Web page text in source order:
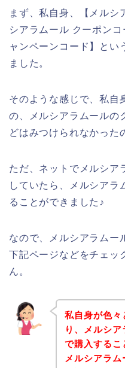
まず、私自身、【メルシ
シアラムール クーポン
ャンペーンコード】とい
ました。
そのような感じで、私自
の、メルシアラムールの
どはみつけられなかった
ただ、ネットでメルシア
していたら、メルシアラ
ることができました♪
なので、メルシアラムー
下記ページなどをチェッ
ん。
私自身が色々
り、メルシ
で購入するこ
メルシアラ